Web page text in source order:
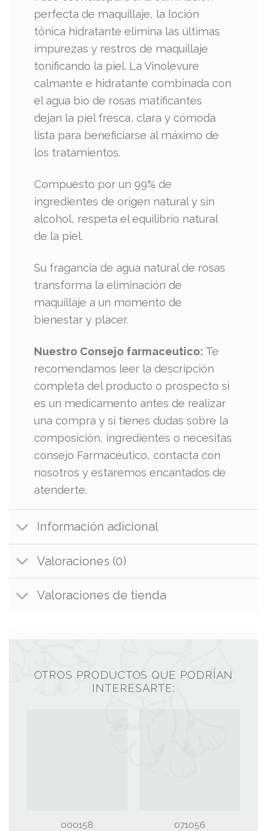
perfecta de maquillaje, la loción
tónica hidratante elimina las últimas
impurezas y restros de maquillaje
tonificando la piel. La Vinolevure
calmante e hidratante combinada con
el agua bio de rosas matificantes
dejan la piel fresca, clara y cómoda
lista para beneficiarse al máximo de
los tratamientos.
Compuesto por un 99% de
ingredientes de origen natural y sin
alcohol, respeta el equilibrio natural
de la piel.
Su fragancia de agua natural de rosas
transforma la eliminación de
maquillaje a un momento de
bienestar y placer.
Nuestro Consejo farmaceutico: Te
recomendamos leer la descripción
completa del producto o prospecto si
es un medicamento antes de realizar
una compra y si tienes dudas sobre la
composición, ingredientes o necesitas
consejo Farmacéutico, contacta con
nosotros y estaremos encantados de
atenderte.
Información adicional
Valoraciones (0)
Valoraciones de tienda
OTROS PRODUCTOS QUE PODRÍAN
INTERESARTE:
000158
071056